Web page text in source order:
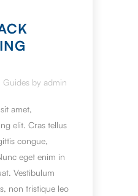
Guides by admin
amet,
elit. Cras tellus
congue,
eget enim in
Vestibulum
non tristique leo